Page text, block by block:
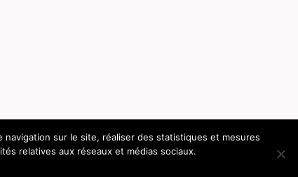
sur le site, réaliser des statistiques et mesures
relatives aux réseaux et médias sociaux.